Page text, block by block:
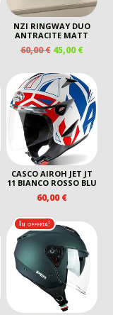
€.
NZI RINGWAY DUO
ANTRACITE MATT
60,00€ IL
ORIGINALE
ERA:
60,00 €.
45,00€IL
È:
45,00
€.
CASCO AIROH JET JT
11 BIANCO ROSSO BLU
60,00€
In offerta!